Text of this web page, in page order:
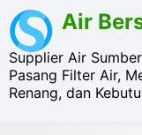
Air
Supplier Air
Pasang Filter Air,
Renang, dan